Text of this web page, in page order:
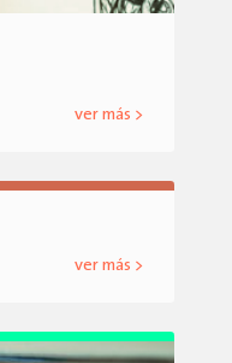
ver más >
ver más >